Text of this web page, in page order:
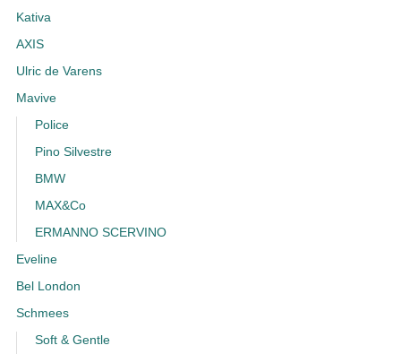
Kativa
AXIS
Ulric de Varens
Mavive
Police
Pino Silvestre
BMW
MAX&Co
ERMANNO SCERVINO
Eveline
Bel London
Schmees
Soft & Gentle